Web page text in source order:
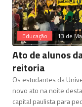
Educação 13 de
Ato de alunos
reitoria
Os estudantes da
novo ato na noite
capital paulista para